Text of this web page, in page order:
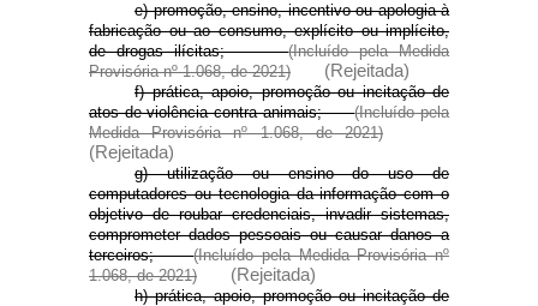
e) promoção, ensino, incentivo ou apologia à
fabricação ou ao consumo, explícito ou implícito,
de drogas ilícitas;(Incluído pela Medida
Provisória nº 1.068, de 2021)
(Rejeitada)
f) prática, apoio, promoção ou incitação de
atos de violência contra animais;(Incluído pela
Medida Provisória nº 1.068, de 2021)
(Rejeitada)
g) utilização ou ensino do uso de
computadores ou tecnologia da informação com o
objetivo de roubar credenciais, invadir sistemas,
comprometer dados pessoais ou causar danos a
terceiros;(Incluído pela Medida Provisória nº
1.068, de 2021)
(Rejeitada)
h) prática, apoio, promoção ou incitação de